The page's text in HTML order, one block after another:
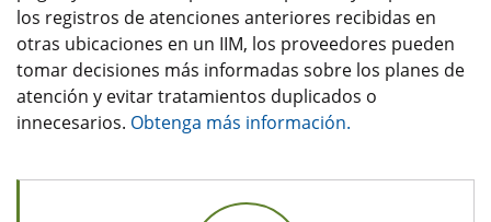
los registros de atenciones anteriores recibidas en
otras ubicaciones en un IIM, los proveedores pueden
tomar decisiones más informadas sobre los planes de
atención y evitar tratamientos duplicados o
innecesarios. Obtenga más información.